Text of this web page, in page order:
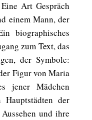
Art Gespräch
einem Mann, der
biographisches
zum Text, das
der Symbole:
Figur von Maria
jener Mädchen
der
und ihre